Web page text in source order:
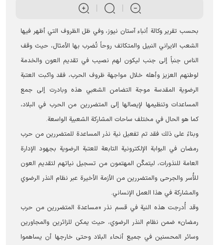
بحسب تقریر وکالة أنباء آستان ‌نیوز، وفي ظل الظروف التي أظهر فيها
الشعب الایراني النبيل والمتكاتف روحاً تُضرب بها الأمثال، حيث وقف
الناس جنباً إلى جنب ليكون لهم نصيب في تقديم العون والخدمة
لوطنهم العزيز وأهله خلال مواجهة ظروف الحرب، فقد واکبت العتبة
الرضویة المقدسة موجة التضامن الشعبي هذه وبادرت إلى جمع
المساعدات وتنظيمها لإيصالها إلى المتضررين من الحرب في البلاد،
كما هو الحال في مختلف ساحات المشاركة الشعبية الواسعة.
وبناءً على ذلك فقد تم تفعيل نية نذر المساعدة للمتضررين من حرب
رمضان في البوابة الإلكترونية التابعة للعتبة الرضویة بجهود الإدارة
العامة للنذورات، ليتمكّن المهتمون من تسجيل نياتهم لتقديم العون
للأُسر والجرحى والمتضررين من الأزمة الأخيرة عبر نظام النذر الرضوي
والمشاركة في هذا العمل الإنساني.
وقد أُدرجت هذه النية في قسم نذر «مساعدة المتضررين من حرب
رمضان» ضمن نظام النذر الرضوي، حيث يمكن للزائرين والمجاورين
وسائر المحسنين في جميع أنحاء البلاد وحتى خارجها أن يساهموا